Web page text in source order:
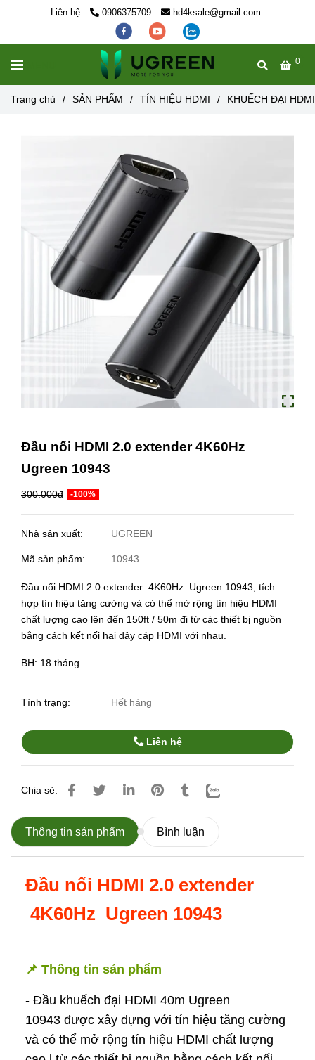
Liên hệ 0906375709 hd4ksale@gmail.com
0
Trang chủ / SẢN PHẨM / TÍN HIỆU HDMI / KHUẾCH ĐẠI HDMI
Đầu nối HDMI 2.0 extender 4K60Hz
Ugreen 10943
300.000đ -100%
Nhà sản xuất: UGREEN
Mã sản phẩm: 10943
Đầu nối HDMI 2.0 extender 4K60Hz Ugreen 10943, tích
hợp tín hiệu tăng cường và có thể mở rộng tín hiệu HDMI
chất lượng cao lên đến 150ft / 50m đi từ các thiết bị nguồn
bằng cách kết nối hai dây cáp HDMI với nhau.
BH: 18 tháng
Tình trạng: Hết hàng
Liên hệ
Chia sẻ:
Thông tin sản phẩm Bình luận
Đầu nối HDMI 2.0 extender
4K60Hz Ugreen 10943
📌 Thông tin sản phẩm
- Đầu khuếch đại HDMI 40m Ugreen
10943 được xây dựng với tín hiệu tăng cường
và có thể mở rộng tín hiệu HDMI chất lượng